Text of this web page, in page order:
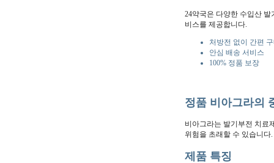
24약국은 다양한 수입산
비스를 제공합니다.
처방전 없이 간편
안심 배송 서비스
100% 정품 보장
정품 비아그라의
비아그라는 발기부전 치료
위험을 초래할 수 있습니다
제품 특징